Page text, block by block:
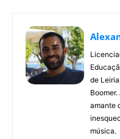
de
amante
música.